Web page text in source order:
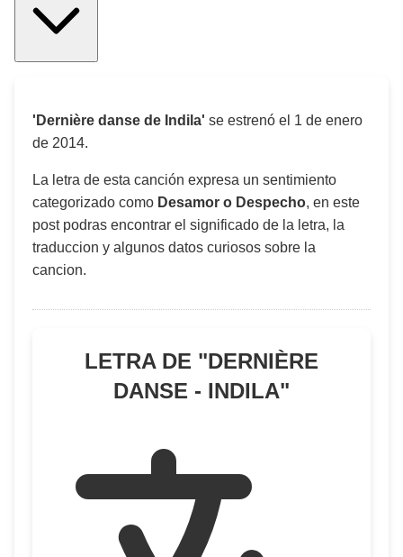
'Dernière danse de Indila' se estrenó el 1 de enero
de 2014.
La letra de esta canción expresa un sentimiento
categorizado como Desamor o Despecho, en este
post podras encontrar el significado de la letra, la
traduccion y algunos datos curiosos sobre la
cancion.
LETRA DE "DERNIÈRE
DANSE - INDILA"